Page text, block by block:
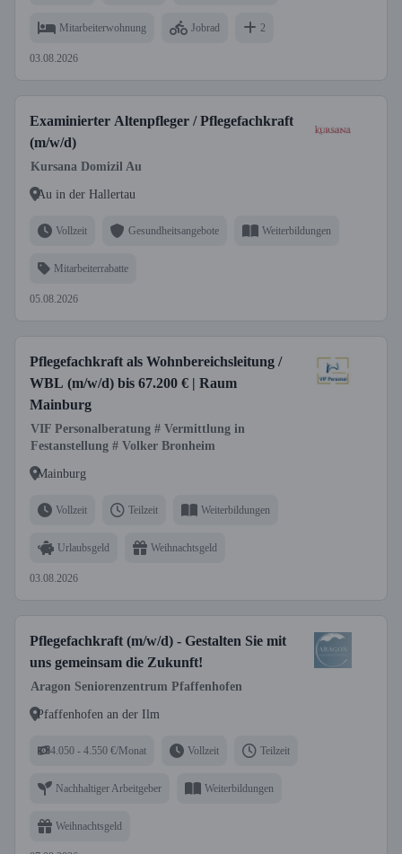
Mitarbeiterwohnung Jobrad 2
03.08.2026
Examinierter Altenpfleger / Pflegefachkraft
(m/w/d)
Kursana Domizil Au
Au in der Hallertau
Vollzeit Gesundheitsangebote Weiterbildungen
Mitarbeiterrabatte
05.08.2026
Pflegefachkraft als Wohnbereichsleitung /
WBL (m/w/d) bis 67.200 € | Raum
Mainburg
VIF Personalberatung # Vermittlung in
Festanstellung # Volker Bronheim
Mainburg
Vollzeit Teilzeit Weiterbildungen
Urlaubsgeld Weihnachtsgeld
03.08.2026
Pflegefachkraft (m/w/d) - Gestalten Sie mit
uns gemeinsam die Zukunft!
Aragon Seniorenzentrum Pfaffenhofen
Pfaffenhofen an der Ilm
4.050 - 4.550 €/Monat Vollzeit Teilzeit
Nachhaltiger Arbeitgeber Weiterbildungen
Weihnachtsgeld